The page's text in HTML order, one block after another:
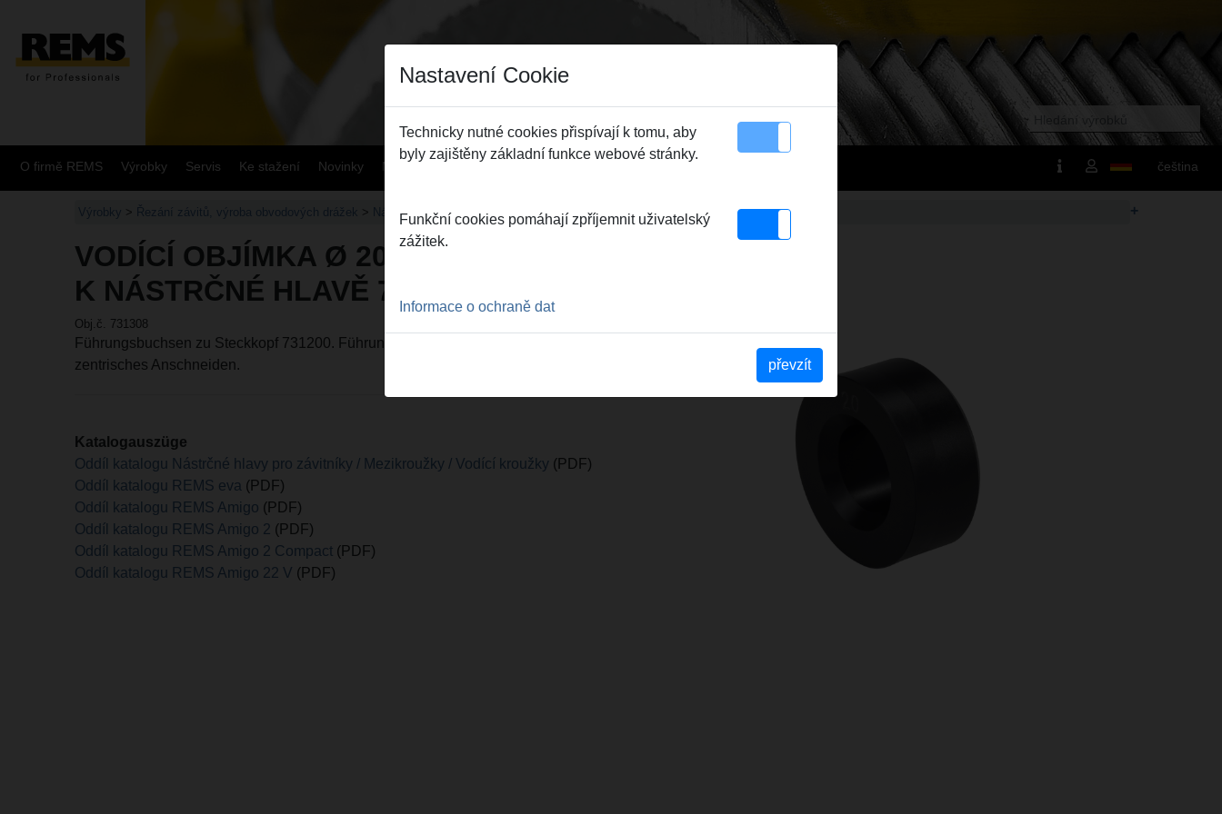
O firmě REMS Výrobky Servis Ke stažení Novinky Mapa plochy stránky čeština
Výrobky > Řezání závitů, výroba obvodových drážek > Nástrčné hlavy pro závitníky / Mezikroužky / Vodící kroužky > Vodící objímka Ø 20 mm +
VODÍCÍ OBJÍMKA Ø 20 MM
K NÁSTRČNÉ HLAVĚ 731200
Obj.č. 731308
Führungsbuchsen zu Steckkopf 731200. Führungsbuchsen für leichtes und
zentrisches Anschneiden.
Katalogauszüge
Oddíl katalogu Nástrčné hlavy pro závitníky / Mezikroužky / Vodící kroužky (PDF)
Oddíl katalogu REMS eva (PDF)
Oddíl katalogu REMS Amigo (PDF)
Oddíl katalogu REMS Amigo 2 (PDF)
Oddíl katalogu REMS Amigo 2 Compact (PDF)
Oddíl katalogu REMS Amigo 22 V (PDF)
Nastavení Cookie
Technicky nutné cookies přispívají k tomu, aby
byly zajištěny základní funkce webové stránky.
Funkční cookies pomáhají zpříjemnit uživatelský
zážitek.
Informace o ochraně dat
převzít